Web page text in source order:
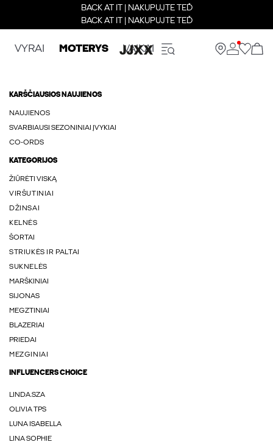
BACK AT IT | NAKUPUJTE TEĎ
BACK AT IT | NAKUPUJTE TEĎ
VYRAI MOTERYS VAIKAI
KARŠČIAUSIOS NAUJIENOS
NAUJIENOS
SVARBIAUSI SEZONINIAI ĮVYKIAI
CO-ORDS
KATEGORIJOS
ŽIŪRĖTI VISKĄ
VIRŠUTINIAI
DŽINSAI
KELNĖS
ŠORTAI
STRIUKĖS IR PALTAI
SUKNELĖS
MARŠKINIAI
SIJONAS
MEGZTINIAI
BLAZERIAI
PRIEDAI
MEZGINIAI
INFLUENCERS CHOICE
LINDA.SZA
OLIVIA TPS
LUNA ISABELLA
LINA SOPHIE